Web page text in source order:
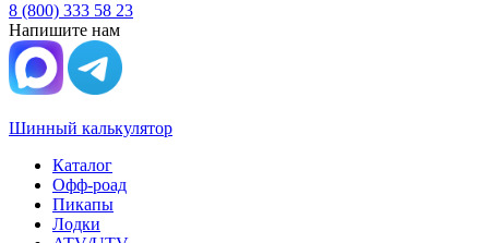
8 (800) 333 58 23
Напишите нам
Шинный калькулятор
Каталог
Офф-роад
Пикапы
Лодки